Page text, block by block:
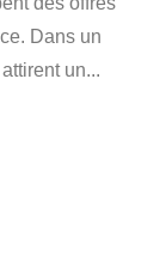
Dans un
un...